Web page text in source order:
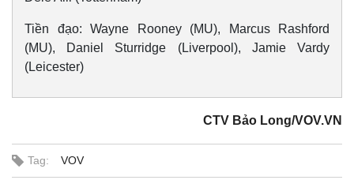
Tiền đạo: Wayne Rooney (MU), Marcus Rashford
(MU), Daniel Sturridge (Liverpool), Jamie Vardy
(Leicester)
CTV Bảo Long/VOV.VN
Tag: VOV